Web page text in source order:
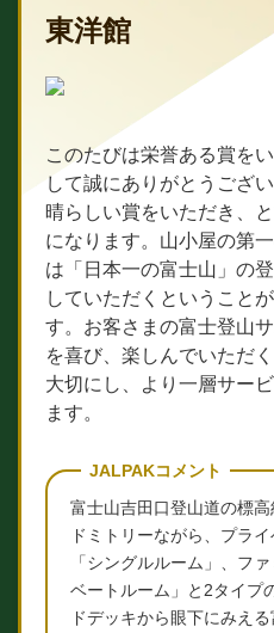
東洋館
このたびは栄誉ある賞を
して誠にありがとうござ
晴らしい賞をいただき、
になります。山小屋の第
は「日本一の富士山」の
していただくということ
す。お客さまの富士登山
を喜び、楽しんでいただ
大切にし、より一層サー
ます。
JALPAKコメント
富士山吉田口登山道の標高
ドミトリーながら、プラ
「シングルルーム」、フ
ベートルーム」と2タイプ
ドデッキから眼下にみえ